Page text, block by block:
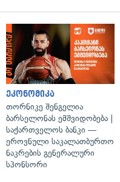
ეკონომიკა
თორნიკე შენგელია
ბარსელონას ემშვიდობება |
საქართველოს ბანკი —
ეროვნული საკალათბურთო
ნაკრების გენერალური
სპონსორი